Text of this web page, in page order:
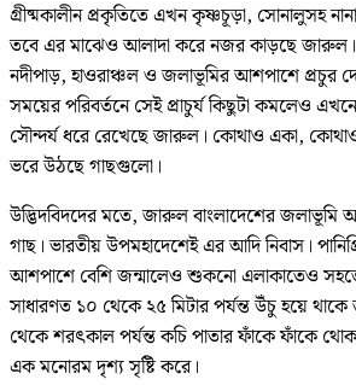
গ্রীষ্মকালীন প্রকৃতিতে এখন কৃষ্ণচূড়া, সোনালুসহ
তবে এর মাঝেও আলাদা করে নজর কাড়ছে
নদীপাড়, হাওরাঞ্চল ও জলাভূমির আশপাশে প্রচুর
সময়ের পরিবর্তনে সেই প্রাচুর্য কিছুটা কমলেও
সৌন্দর্য ধরে রেখেছে জারুল। কোথাও একা,
ভরে উঠছে গাছগুলো।
উদ্ভিদবিদদের মতে, জারুল বাংলাদেশের জলাভূমি
গাছ। ভারতীয় উপমহাদেশেই এর আদি নিবাস।
আশপাশে বেশি জন্মালেও শুকনো এলাকাতেও সহজে
সাধারণত ১০ থেকে ২৫ মিটার পর্যন্ত উঁচু হয়ে
থেকে শরৎকাল পর্যন্ত কচি পাতার ফাঁকে ফাঁকে
এক মনোরম দৃশ্য সৃষ্টি করে।